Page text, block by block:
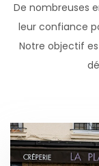
De nombreuses
leur confiance
Notre objectif